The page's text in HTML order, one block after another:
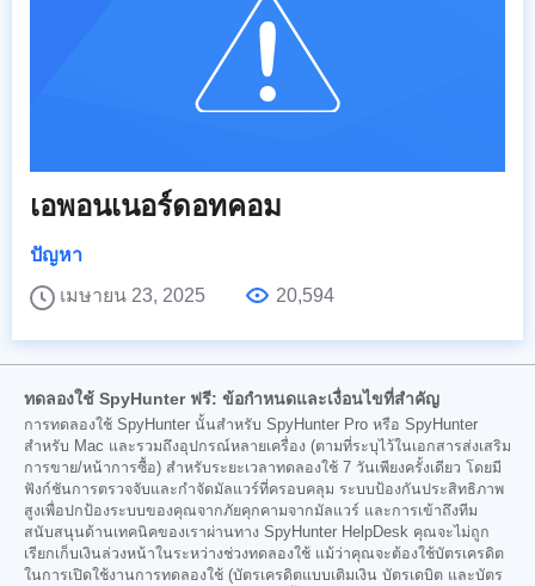
เอพอนเนอร์ดอทคอม
ปัญหา
เมษายน 23, 2025
20,594
ทดลองใช้ SpyHunter ฟรี: ข้อกำหนดและเงื่อนไขที่สำคัญ
การทดลองใช้ SpyHunter นั้นสำหรับ SpyHunter Pro หรือ SpyHunter
สำหรับ Mac และรวมถึงอุปกรณ์หลายเครื่อง (ตามที่ระบุไว้ในเอกสารส่งเสริม
การขาย/หน้าการซื้อ) สำหรับระยะเวลาทดลองใช้ 7 วันเพียงครั้งเดียว โดยมี
ฟังก์ชันการตรวจจับและกำจัดมัลแวร์ที่ครอบคลุม ระบบป้องกันประสิทธิภาพ
สูงเพื่อปกป้องระบบของคุณจากภัยคุกคามจากมัลแวร์ และการเข้าถึงทีม
สนับสนุนด้านเทคนิคของเราผ่านทาง SpyHunter HelpDesk คุณจะไม่ถูก
เรียกเก็บเงินล่วงหน้าในระหว่างช่วงทดลองใช้ แม้ว่าคุณจะต้องใช้บัตรเครดิต
ในการเปิดใช้งานการทดลองใช้ (บัตรเครดิตแบบเติมเงิน บัตรเดบิต และบัตร